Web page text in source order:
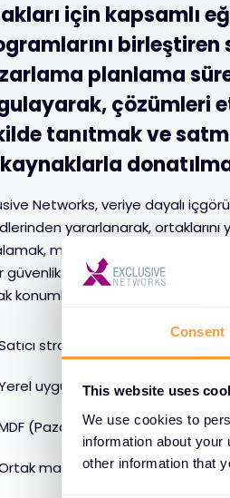
Consent
This website uses
We use cookies to
information about
other information that
için kapsamlı
planlama
çözümleri
tanıtmak ve
Networks, veriye dayalı
yararlanarak, ortaklarını
marka görünürlüğünü
güvenlik ortamında büyümeyi
konumlandırır.
stratejisi uyumu
uygulama ile küresel işbirliği
(Pazar Geliştirme Fonu)
markalı veya beyaz etiketli